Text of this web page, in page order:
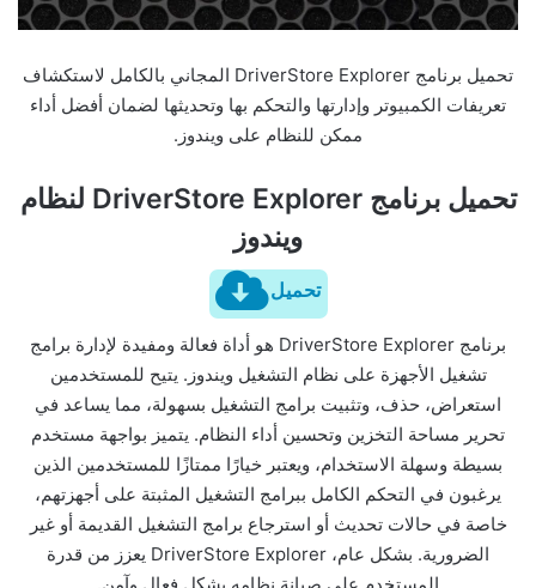
تحميل برنامج DriverStore Explorer المجاني بالكامل لاستكشاف
تعريفات الكمبيوتر وإدارتها والتحكم بها وتحديثها لضمان أفضل أداء
ممكن للنظام على ويندوز.
تحميل برنامج DriverStore Explorer لنظام
ويندوز
تحميل
برنامج DriverStore Explorer هو أداة فعالة ومفيدة لإدارة برامج
تشغيل الأجهزة على نظام التشغيل ويندوز. يتيح للمستخدمين
استعراض، حذف، وتثبيت برامج التشغيل بسهولة، مما يساعد في
تحرير مساحة التخزين وتحسين أداء النظام. يتميز بواجهة مستخدم
بسيطة وسهلة الاستخدام، ويعتبر خيارًا ممتازًا للمستخدمين الذين
يرغبون في التحكم الكامل ببرامج التشغيل المثبتة على أجهزتهم،
خاصة في حالات تحديث أو استرجاع برامج التشغيل القديمة أو غير
الضرورية. بشكل عام، DriverStore Explorer يعزز من قدرة